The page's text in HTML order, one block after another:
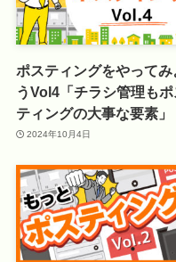
ポスティングをやってみ
うVol4「チラシ管理もポ
ティングの大事な要素」
2024年10月4日